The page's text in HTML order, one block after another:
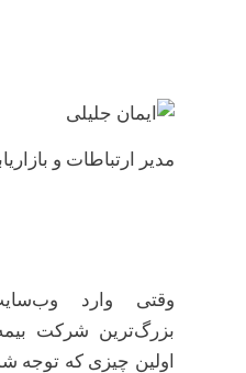
مدیر ارتباطات و
وقتی وارد
بزرگ‌ترین شرکت
اولین چیزی که توجه